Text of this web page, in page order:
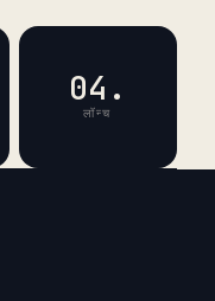
04.
लॉन्च